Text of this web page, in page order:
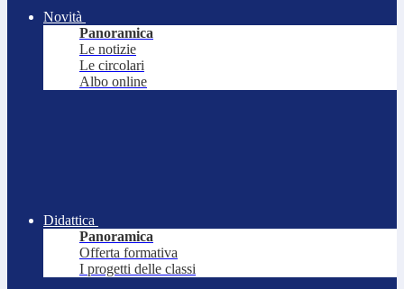
Novità
Panoramica
Le notizie
Le circolari
Albo online
Didattica
Panoramica
Offerta formativa
I progetti delle classi